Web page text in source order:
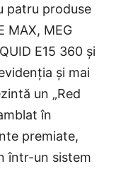
patru produse
MAX, MEG
E15 360 și
și mai
un „Red
în
premiate,
într-un sistem